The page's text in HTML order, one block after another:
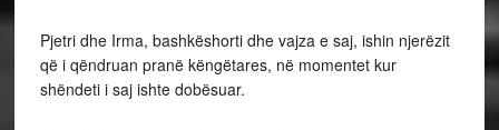
Pjetri dhe Irma, bashkëshorti dhe vajza e saj, ishin njerëzit
që i qëndruan pranë këngëtares, në momentet kur
shëndeti i saj ishte dobësuar.